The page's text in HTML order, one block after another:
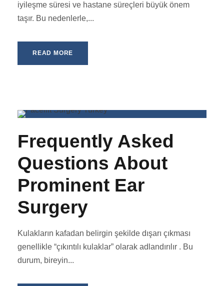
iyileşme süresi ve hastane süreçleri büyük önem
taşır. Bu nedenlerle,...
READ MORE
Frequently Asked
Questions About
Prominent Ear
Surgery
Kulakların kafadan belirgin şekilde dışarı çıkması
genellikle “çıkıntılı kulaklar” olarak adlandırılır . Bu
durum, bireyin...